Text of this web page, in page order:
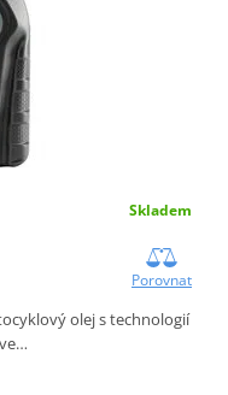
Skladem
Porovnat
olej s technologií